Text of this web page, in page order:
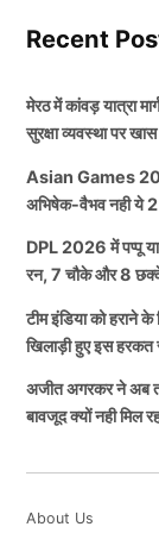
भारत
भारत और
दूसरे टेस्ट मैच में
करने का फैसला
यशस्वी
(Shubman
87 और नीतीश
विकेट पर 518
इसके बाद जब
करने उतरी तो
लगाए बैठे हुए हैं,
Games 2026)
आपकी जानकारी
लिए भारतीय
लिए किस
है। तो आइए
ओर से कौन से
Asian
Recent
मेरठ में कांवड़ यात्रा
सुरक्षा व्यवस्था पर
Asian Games
अभिषेक-वैभव नही ये 2
DPL 2026 में पप्पू
रन, 7 चौके और 8
टीम इंडिया को हराने
खिलाड़ी हुए इस हरकत
अजीत अगरकर ने अब
बावजूद क्यों नही मिल
About Us